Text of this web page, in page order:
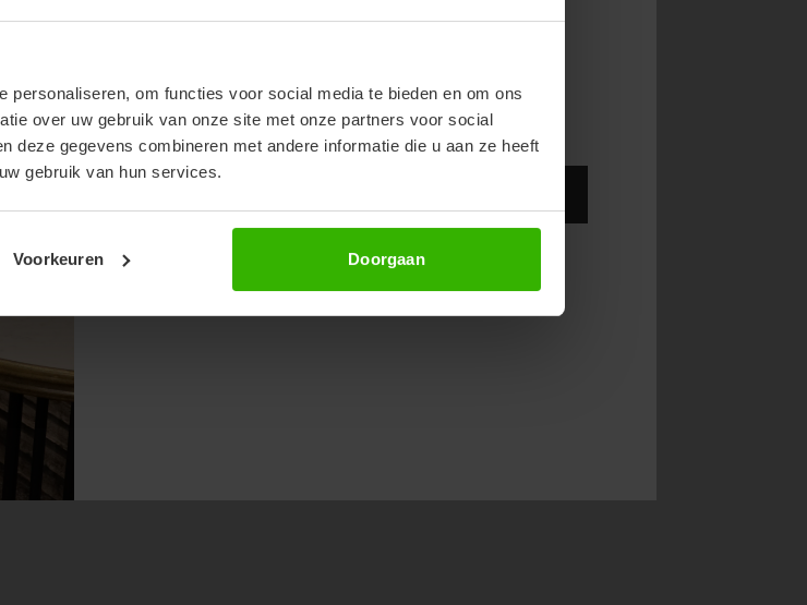
personaliseren, om functies voor social media te bieden en om ons
over uw gebruik van onze site met onze partners voor social
deze gegevens combineren met andere informatie die u aan ze heeft
gebruik van hun services.
Voorkeuren Doorgaan